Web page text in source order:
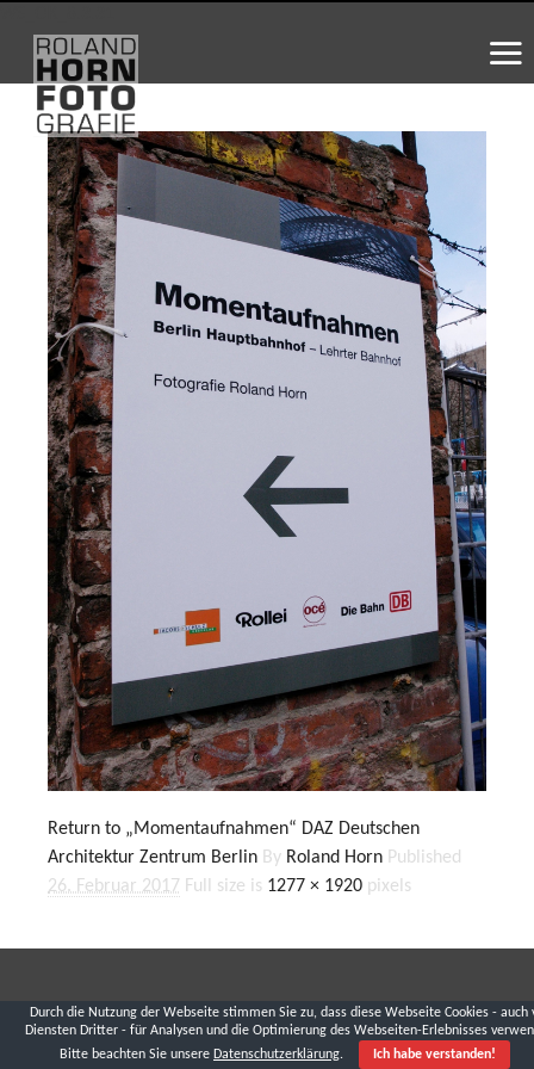
Return to „Momentaufnahmen“ DAZ Deutschen
Architektur Zentrum Berlin By Roland Horn Published
26. Februar 2017 Full size is 1277 × 1920 pixels
Durch die Nutzung der Webseite stimmen Sie zu, dass diese Webseite Cookies - auch
Diensten Dritter - für Analysen und die Optimierung des Webseiten-Erlebnisses
Bitte beachten Sie unsere Datenschutzerklärung. Ich habe verstanden!